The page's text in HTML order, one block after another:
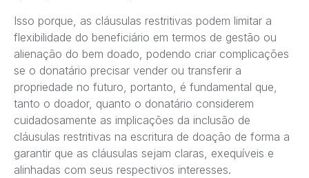
Isso porque, as cláusulas restritivas podem limitar a
flexibilidade do beneficiário em termos de gestão ou
alienação do bem doado, podendo criar complicações
se o donatário precisar vender ou transferir a
propriedade no futuro, portanto, é fundamental que,
tanto o doador, quanto o donatário considerem
cuidadosamente as implicações da inclusão de
cláusulas restritivas na escritura de doação de forma a
garantir que as cláusulas sejam claras, exequíveis e
alinhadas com seus respectivos interesses.